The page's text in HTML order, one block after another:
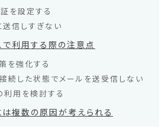
を設定する
信しすぎない
利用する際の注意点
を強化する
続した状態でメールを送受信しない
用を検討する
複数の原因が考えられる